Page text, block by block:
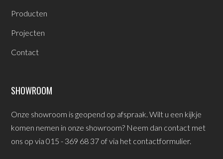
Producten
Projecten
Contact
SHOWROOM
Onze showroom is geopend op afspraak. Wilt u een kijkje
komen nemen in onze showroom? Neem dan contact met
ons op via 015 - 369 68 37 of via het contactformulier.